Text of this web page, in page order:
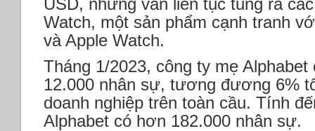
Watch, một sản phẩm cạnh tranh
và Apple Watch.
Tháng 1/2023, công ty mẹ
12.000 nhân sự, tương đương 6%
doanh nghiệp trên toàn cầu. Tính
Alphabet có hơn 182.000 nhân sự.